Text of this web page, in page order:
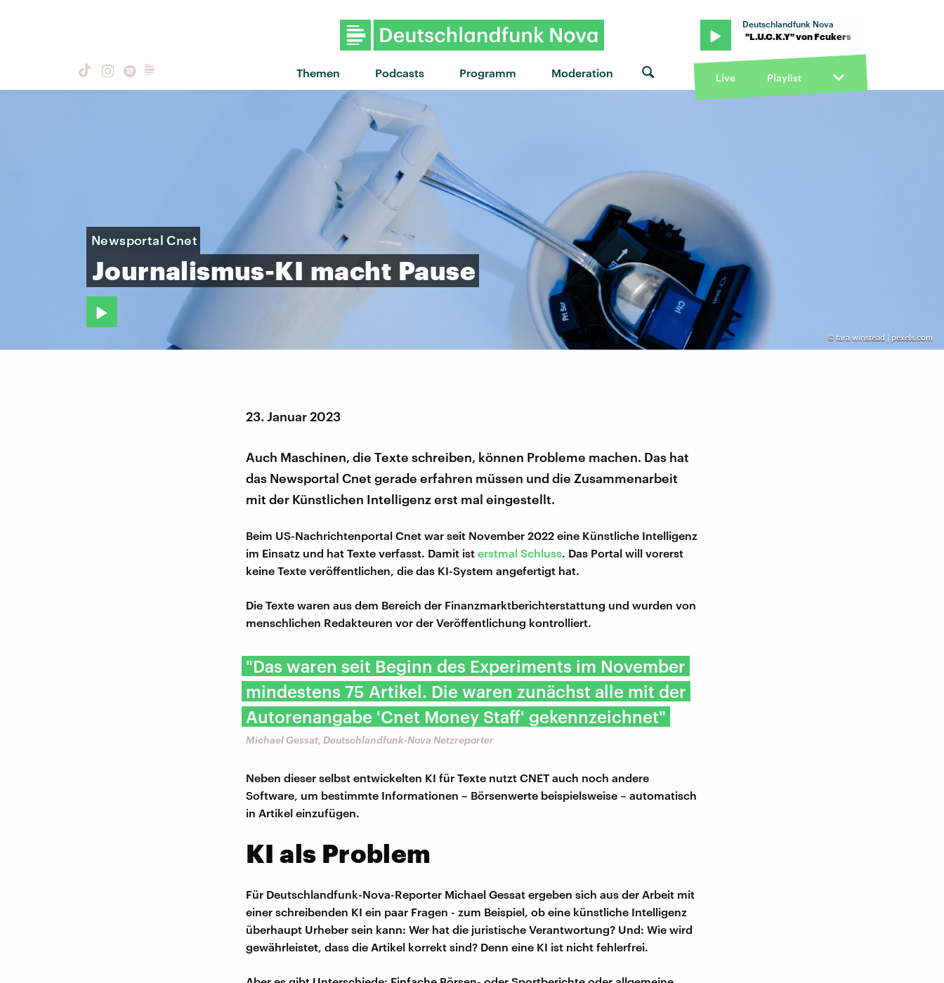
Themen Podcasts Programm Moderation
Deutschlandfunk Nova
"L.U.C.K.Y" von Fcukers · "L.U.C.K.Y" von Fcukers · "L.U.C.K.Y" von Fcukers
Live Playlist
© tara winstead | pexels.com
Newsportal Cnet
Journalismus-KI macht Pause
23. Januar 2023
Auch Maschinen, die Texte schreiben, können Probleme machen. Das hat
das Newsportal Cnet gerade erfahren müssen und die Zusammenarbeit
mit der Künstlichen Intelligenz erst mal eingestellt.
Beim US-Nachrichtenportal Cnet war seit November 2022 eine Künstliche Intelligenz
im Einsatz und hat Texte verfasst. Damit ist erstmal Schluss. Das Portal will vorerst
keine Texte veröffentlichen, die das KI-System angefertigt hat.
Die Texte waren aus dem Bereich der Finanzmarktberichterstattung und wurden von
menschlichen Redakteuren vor der Veröffentlichung kontrolliert.
"Das waren seit Beginn des Experiments im November
mindestens 75 Artikel. Die waren zunächst alle mit der
Autorenangabe 'Cnet Money Staff' gekennzeichnet"
Michael Gessat, Deutschlandfunk-Nova Netzreporter
Neben dieser selbst entwickelten KI für Texte nutzt CNET auch noch andere
Software, um bestimmte Informationen – Börsenwerte beispielsweise – automatisch
in Artikel einzufügen.
KI als Problem
Für Deutschlandfunk-Nova-Reporter Michael Gessat ergeben sich aus der Arbeit mit
einer schreibenden KI ein paar Fragen - zum Beispiel, ob eine künstliche Intelligenz
überhaupt Urheber sein kann: Wer hat die juristische Verantwortung? Und: Wie wird
gewährleistet, dass die Artikel korrekt sind? Denn eine KI ist nicht fehlerfrei.